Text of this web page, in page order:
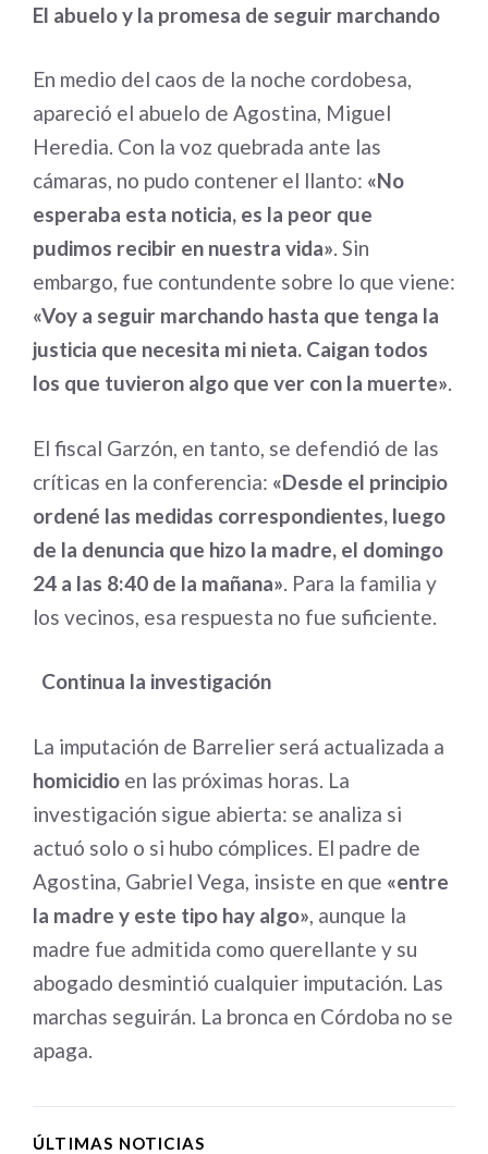
El abuelo y la promesa de seguir marchando
En medio del caos de la noche cordobesa,
apareció el abuelo de Agostina, Miguel
Heredia. Con la voz quebrada ante las
cámaras, no pudo contener el llanto: «No
esperaba esta noticia, es la peor que
pudimos recibir en nuestra vida». Sin
embargo, fue contundente sobre lo que viene:
«Voy a seguir marchando hasta que tenga la
justicia que necesita mi nieta. Caigan todos
los que tuvieron algo que ver con la muerte».
El fiscal Garzón, en tanto, se defendió de las
críticas en la conferencia: «Desde el principio
ordené las medidas correspondientes, luego
de la denuncia que hizo la madre, el domingo
24 a las 8:40 de la mañana». Para la familia y
los vecinos, esa respuesta no fue suficiente.
Continua la investigación
La imputación de Barrelier será actualizada a
homicidio en las próximas horas. La
investigación sigue abierta: se analiza si
actuó solo o si hubo cómplices. El padre de
Agostina, Gabriel Vega, insiste en que «entre
la madre y este tipo hay algo», aunque la
madre fue admitida como querellante y su
abogado desmintió cualquier imputación. Las
marchas seguirán. La bronca en Córdoba no se
apaga.
ÚLTIMAS NOTICIAS